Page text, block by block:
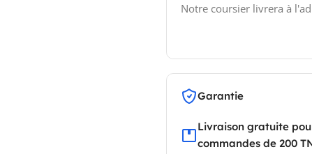
Notre coursier livrera à
Garantie
Livraison gratuite
commandes de 200